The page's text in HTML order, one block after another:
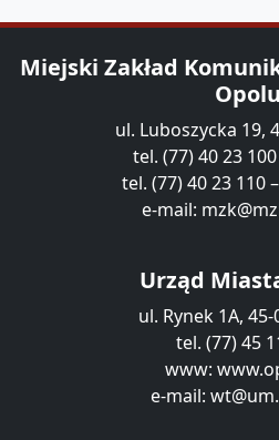
Miejski Zakład
Opolu
ul. Luboszycka 19,
tel. (77) 40 23
tel. (77) 40 23 110
e-mail:
Urząd
ul. Rynek 1A,
tel. (77) 45
www:
e-mail: